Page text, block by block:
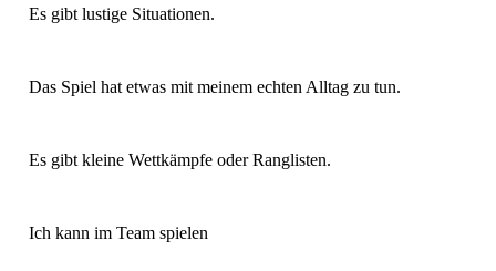
Es gibt lustige Situationen.
Das Spiel hat etwas mit meinem echten Alltag zu tun.
Es gibt kleine Wettkämpfe oder Ranglisten.
Ich kann im Team spielen